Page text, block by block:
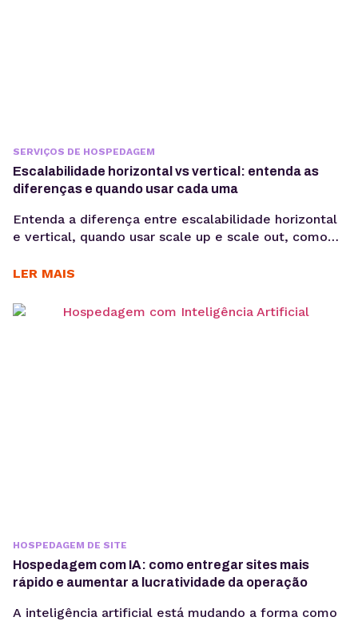
SERVIÇOS DE HOSPEDAGEM
Escalabilidade horizontal vs vertical: entenda as
diferenças e quando usar cada uma
Entenda a diferença entre escalabilidade horizontal
e vertical, quando usar scale up e scale out, como
faz mais sentido para sua aplicação. Quando uma
nem sempre resolve problemas de performance. Em
LER MAIS
HOSPEDAGEM DE SITE
Hospedagem com IA: como entregar sites mais
rápido e aumentar a lucratividade da operação
A inteligência artificial está mudando a forma como